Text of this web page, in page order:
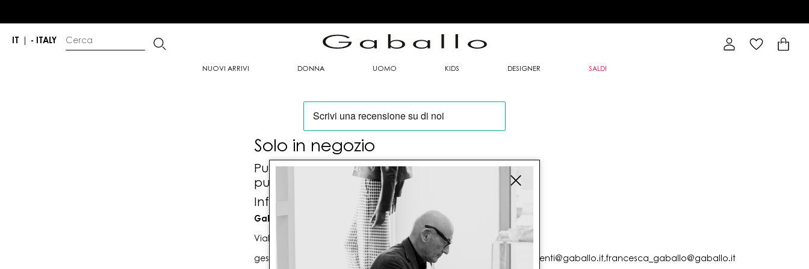
IT - ITALY
NUOVI ARRIVI DONNA UOMO KIDS DESIGNER SALDI
Solo in negozio
Puoi trovare questo articolo solo presso i nostri
punti vendita:
Info contatti
Gaballo Mario srl
Viale G. Matteotti n. 23 00053 Civitavecchia (RM)
gestioneordini@gaballo.it,customercare@sellmasters.it,assistenzaclienti@gaballo.it,francesca_gaballo@gaballo.it